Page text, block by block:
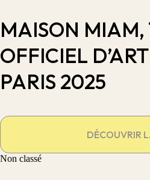
MAISON MIAM,
OFFICIEL
PARIS 2025
DÉCOUVRIR
Non classé